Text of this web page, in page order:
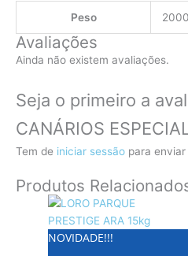
Peso
Avaliações
Ainda não existem avaliações.
Seja o primeiro a
CANÁRIOS
Tem de iniciar sessão para
Produtos
NOVIDADE!!!